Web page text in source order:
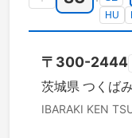
HU
〒 300-2444
茨城県 つくば
IBARAKI KEN